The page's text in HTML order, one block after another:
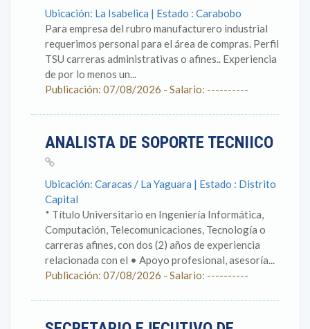
Ubicación: La Isabelica | Estado : Carabobo
Para empresa del rubro manufacturero industrial
requerimos personal para el área de compras. Perfil
TSU carreras administrativas o afines.. Experiencia
de por lo menos un...
Publicación: 07/08/2026 - Salario: ----------
ANALISTA DE SOPORTE TECNIICO
Ubicación: Caracas / La Yaguara | Estado : Distrito
Capital
* Título Universitario en Ingeniería Informática,
Computación, Telecomunicaciones, Tecnología o
carreras afines, con dos (2) años de experiencia
relacionada con el • Apoyo profesional, asesoría...
Publicación: 07/08/2026 - Salario: ----------